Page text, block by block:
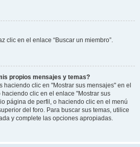
clic en el enlace “Buscar un miembro”.
propios mensajes y temas?
haciendo clic en "Mostrar sus mensajes" en el
clic en el enlace "Mostrar sus
página de perfil, o haciendo clic en el menú
del foro. Para buscar sus temas, utilice
y complete las opciones apropiadas.